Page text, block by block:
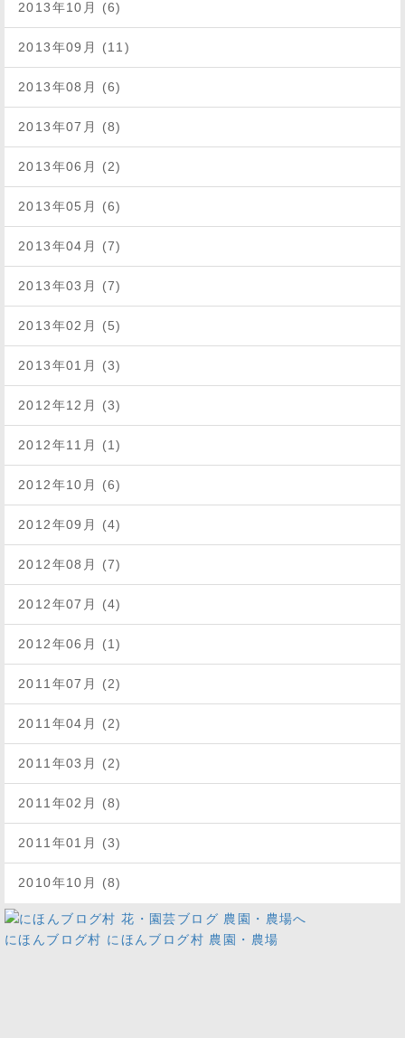
2013年10月 (6)
2013年09月 (11)
2013年08月 (6)
2013年07月 (8)
2013年06月 (2)
2013年05月 (6)
2013年04月 (7)
2013年03月 (7)
2013年02月 (5)
2013年01月 (3)
2012年12月 (3)
2012年11月 (1)
2012年10月 (6)
2012年09月 (4)
2012年08月 (7)
2012年07月 (4)
2012年06月 (1)
2011年07月 (2)
2011年04月 (2)
2011年03月 (2)
2011年02月 (8)
2011年01月 (3)
2010年10月 (8)
にほんブログ村 にほんブログ村 農園・農場